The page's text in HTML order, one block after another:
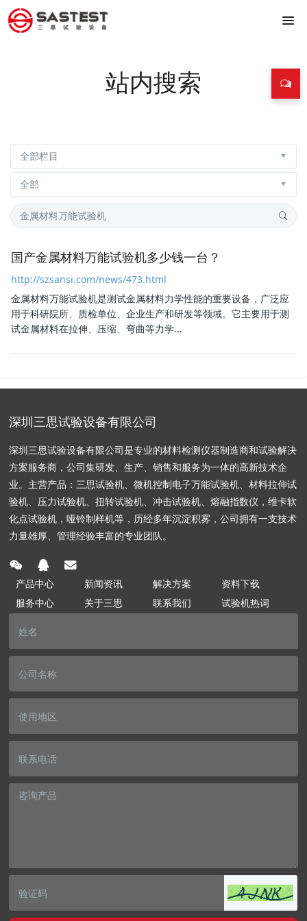
站内搜索
国产金属材料万能试验机多少钱一台？
http://szsansi.com/news/473.html
金属材料万能试验机是测试金属材料力学性能的重要设备，广泛应
用于科研院所、质检单位、企业生产和研发等领域。它主要用于测
试金属材料在拉伸、压缩、弯曲等力学...
深圳三思试验设备有限公司
深圳三思试验设备有限公司是专业的材料检测仪器制造商和试验解决
方案服务商，公司集研发、生产、销售和服务为一体的高新技术企
业。主营产品：三思试验机、微机控制电子万能试验机、材料拉伸试
验机、压力试验机、扭转试验机、冲击试验机、熔融指数仪，维卡软
化点试验机，哑铃制样机等，历经多年沉淀积雾，公司拥有一支技术
力量雄厚、管理经验丰富的专业团队。
产品中心 新闻资讯 解决方案
资料下载
服务中心
关于三思 联系我们 试验机热词